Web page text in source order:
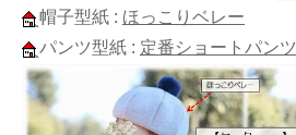
帽子型紙 : ほっこりベレー
パンツ型紙 : 定番ショートパンツ